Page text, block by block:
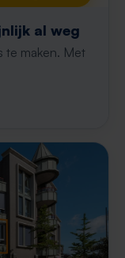
al weg
te maken. Met